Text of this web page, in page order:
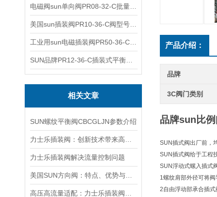
相关文章
SUN螺纹平衡阀CBCGLJN参数介绍
力士乐插装阀解决流量控制问题
产品介绍：
品牌
3C阀门类别
品牌sun比
SUN插式阀出厂前，
SUN插式阀给于工程
SUN浮动式螺入插
1螺纹肩部外径可将
2自由浮动部承合插